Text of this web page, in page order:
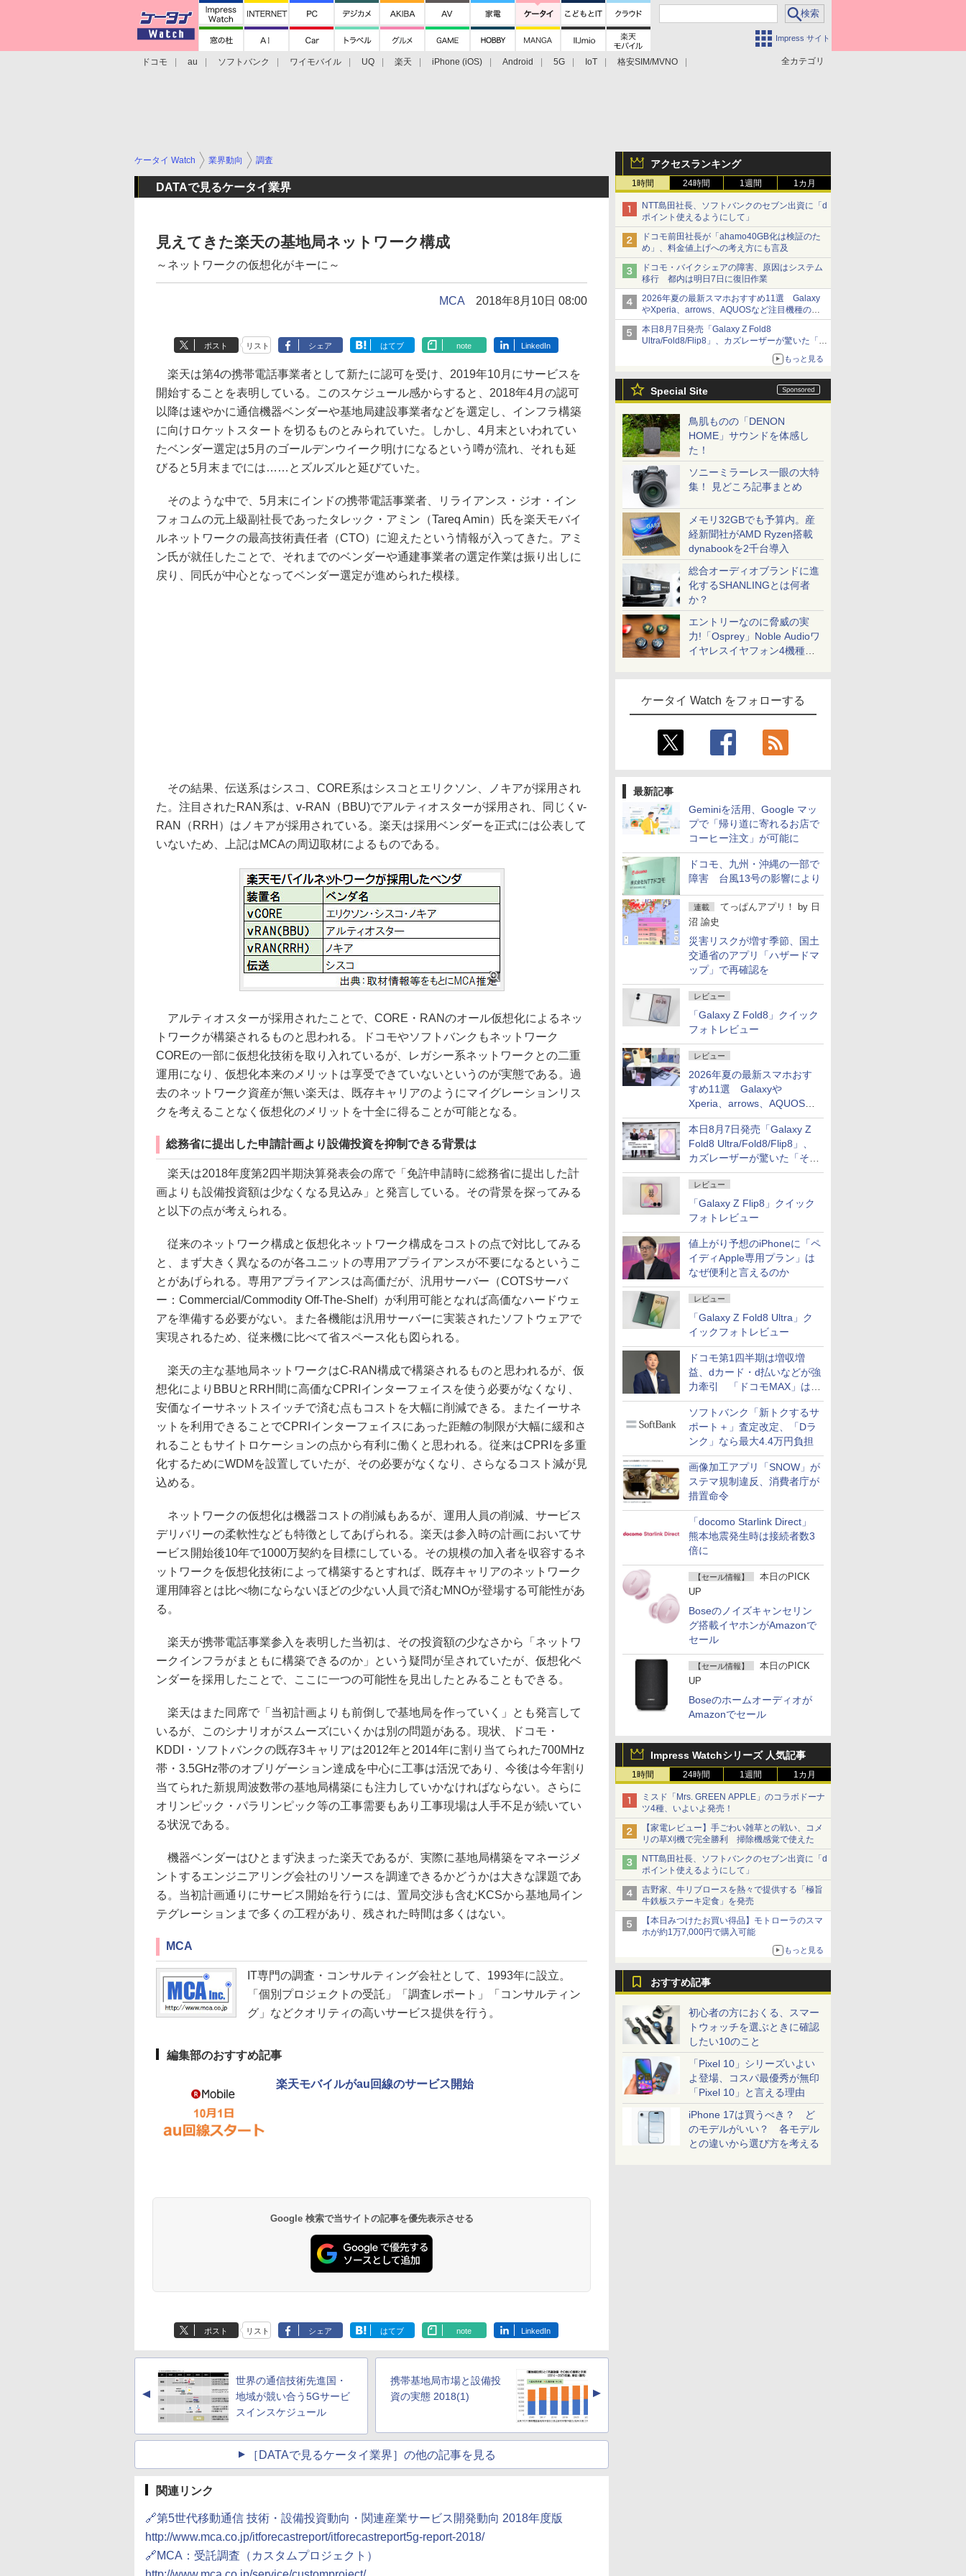
Impress サイト
全カテゴリ
ドコモ au ソフトバンク ワイモバイル UQ 楽天 iPhone (iOS) Android 5G IoT
格安SIM/MVNO
アクセスランキング
1時間 24時間 1週間 1カ月
NTT島田社長、ソフトバンクのセブン出資に「d
ポイント使えるようにして」
ドコモ前田社長が「ahamo40GB化は検証のた
め」、料金値上げへの考え方にも言及
ドコモ・バイクシェアの障害、原因はシステム
移行 都内は明日7日に復旧作業
2026年夏の最新スマホおすすめ11選 Galaxy
やXperia、arrows、AQUOSなど注目機種の特
徴は
本日8月7日発売「Galaxy Z Fold8
Ultra/Fold8/Flip8」、カズレーザーが驚いた「そ
もっと見る
Special Site
鳥肌ものの「DENON
HOME」サウンドを体感し
た！
ソニーミラーレス一眼の大特
集！ 見どころ記事まとめ
メモリ32GBでも予算内。産
経新聞社がAMD Ryzen搭載
dynabookを2千台導入
総合オーディオブランドに進
化するSHANLINGとは何者
か？
エントリーなのに脅威の実
力!「Osprey」Noble Audioワ
イヤレスイヤフォン4機種を
ケータイ Watch をフォローする
最新記事
Geminiを活用、Google マッ
プで「帰り道に寄れるお店で
コーヒー注文」が可能に
ドコモ、九州・沖縄の一部で
障害 台風13号の影響により
連載 てっぱんアプリ！ by 日
沼 諭史
災害リスクが増す季節、国土
交通省のアプリ「ハザードマ
ップ」で再確認を
レビュー
「Galaxy Z Fold8」クイック
フォトレビュー
レビュー
2026年夏の最新スマホおす
すめ11選 Galaxyや
Xperia、arrows、AQUOSな
ど注目機種の特徴は
本日8月7日発売「Galaxy Z
Fold8 Ultra/Fold8/Flip8」、
カズレーザーが驚いた「そば
屋のメニュー並みの薄さ」
レビュー
「Galaxy Z Flip8」クイック
フォトレビュー
値上がり予想のiPhoneに「ペ
イディApple専用プラン」は
なぜ便利と言えるのか
レビュー
「Galaxy Z Fold8 Ultra」ク
イックフォトレビュー
ドコモ第1四半期は増収増
益、dカード・d払いなどが強
力牽引 「ドコモMAX」は
400万契約突破
ソフトバンク「新トクするサ
ポート＋」査定改定、「Dラ
ンク」なら最大4.4万円負担
画像加工アプリ「SNOW」が
ステマ規制違反、消費者庁が
措置命令
「docomo Starlink Direct」
熊本地震発生時は接続者数3
倍に
【セール情報】
本日のPICK
UP
Boseのノイズキャンセリン
グ搭載イヤホンがAmazonで
セール
【セール情報】
本日のPICK
UP
Boseのホームオーディオが
Amazonでセール
Impress Watchシリーズ 人気記事
1時間 24時間 1週間 1カ月
ミスド「Mrs. GREEN APPLE」のコラボドーナ
ツ4種、いよいよ発売！
【家電レビュー】手ごわい雑草との戦い、コメ
リの草刈機で完全勝利 掃除機感覚で使えた
NTT島田社長、ソフトバンクのセブン出資に「d
ポイント使えるようにして」
吉野家、牛リブロースを熱々で提供する「極旨
牛鉄板ステーキ定食」を発売
【本日みつけたお買い得品】モトローラのスマ
ホが約1万7,000円で購入可能
もっと見る
おすすめ記事
初心者の方におくる、スマー
トウォッチを選ぶときに確認
したい10のこと
「Pixel 10」シリーズいよい
よ登場、コスパ最優秀が無印
「Pixel 10」と言える理由
iPhone 17は買うべき？ ど
のモデルがいい？ 各モデル
との違いから選び方を考える
ケータイ Watch 業界動向 調査
DATAで見るケータイ業界
見えてきた楽天の基地局ネットワーク構成
～ネットワークの仮想化がキーに～
MCA 2018年8月10日 08:00
ポスト リスト シェア はてブ note LinkedIn
楽天は第4の携帯電話事業者として新たに認可を受け、2019年10月にサービスを
開始することを表明している。このスケジュール感からすると、2018年4月の認可
以降は速やかに通信機器ベンダーや基地局建設事業者などを選定し、インフラ構築
に向けロケットスタートを切るものとみられていた。しかし、4月末といわれてい
たベンダー選定は5月のゴールデンウイーク明けになるという噂が流れ、それも延
びると5月末までには……とズルズルと延びていた。
そのような中で、5月末にインドの携帯電話事業者、リライアンス・ジオ・イン
フォコムの元上級副社長であったタレック・アミン（Tareq Amin）氏を楽天モバイ
ルネットワークの最高技術責任者（CTO）に迎えたという情報が入ってきた。アミ
ン氏が就任したことで、それまでのベンダーや通建事業者の選定作業は振り出しに
戻り、同氏が中心となってベンダー選定が進められた模様。
その結果、伝送系はシスコ、CORE系はシスコとエリクソン、ノキアが採用され
た。注目されたRAN系は、v-RAN（BBU)でアルティオスターが採用され、同じくv-
RAN（RRH）はノキアが採用されている。楽天は採用ベンダーを正式には公表して
いないため、上記はMCAの周辺取材によるものである。
アルティオスターが採用されたことで、CORE・RANのオール仮想化によるネッ
トワークが構築されるものと思われる。ドコモやソフトバンクもネットワーク
COREの一部に仮想化技術を取り入れているが、レガシー系ネットワークとの二重
運用になり、仮想化本来のメリットは享受できていないというのが実態である。過
去のネットワーク資産が無い楽天は、既存キャリアのようにマイグレーションリス
クを考えることなく仮想化のメリットを十全に得ることが可能となる。
総務省に提出した申請計画より設備投資を抑制できる背景は
楽天は2018年度第2四半期決算発表会の席で「免許申請時に総務省に提出した計
画よりも設備投資額は少なくなる見込み」と発言している。その背景を探ってみる
と以下の点が考えられる。
従来のネットワーク構成と仮想化ネットワーク構成をコストの点で対比してみる
と、まず大きく異なるのが各ユニットの専用アプライアンスが不要になるというこ
とがあげられる。専用アプライアンスは高価だが、汎用サーバー（COTSサーバ
ー：Commercial/Commodity Off-The-Shelf）が利用可能となれば高価なハードウェ
アを準備する必要がない。また各機能は汎用サーバーに実装されたソフトウェアで
実現されるため、従来機に比べて省スペース化も図られる。
楽天の主な基地局ネットワークはC-RAN構成で構築されるものと思われるが、仮
想化によりBBUとRRH間に高価なCPRIインターフェイスを使う必要がなくなり、
安価なイーサネットスイッチで済む点もコストを大幅に削減できる。またイーサネ
ットを利用できることでCPRIインターフェイスにあった距離の制限が大幅に緩和さ
れることもサイトロケーションの点から有利に働くと思われる。従来はCPRIを多重
化するためにWDMを設置していたが、その必要がなくなり、さらなるコスト減が見
込める。
ネットワークの仮想化は機器コストの削減もあるが、運用人員の削減、サービス
デリバリーの柔軟性なども特徴としてあげられる。楽天は参入時の計画においてサ
ービス開始後10年で1000万契約を目標にしている。その規模の加入者を収容するネ
ットワークを仮想化技術によって構築するとすれば、既存キャリアのネットワーク
運用陣容とは比べ物にならないほどの少ない人員で済むMNOが登場する可能性があ
る。
楽天が携帯電話事業参入を表明した当初は、その投資額の少なさから「ネットワ
ークインフラがまともに構築できるのか」という疑問が呈されていたが、仮想化ベ
ンダーを採用したことで、ここに一つの可能性を見出したとみることもできる。
楽天はまた同席で「当初計画よりも前倒しで基地局を作っていく」とも発言して
いるが、このシナリオがスムーズにいくかは別の問題がある。現状、ドコモ・
KDDI・ソフトバンクの既存3キャリアは2012年と2014年に割り当てられた700MHz
帯・3.5GHz帯のオブリゲーション達成を中心に工事は活況であり、今後は今年割り
当てられた新規周波数帯の基地局構築にも注力していかなければならない。さらに
オリンピック・パラリンピック等の工事需要もあり工事現場は人手不足が続いてい
る状況である。
機器ベンダーはひとまず決まった楽天であるが、実際に基地局構築をマネージメ
ントするエンジニアリング会社のリソースを調達できるかどうかは大きな課題であ
る。当初計画通りにサービス開始を行うには、置局交渉も含むKCSから基地局イン
テグレーションまで多くの工程があり、残された時間は多くはない。
MCA
IT専門の調査・コンサルティング会社として、1993年に設立。
「個別プロジェクトの受託」「調査レポート」「コンサルティン
グ」などクオリティの高いサービス提供を行う。
編集部のおすすめ記事
楽天モバイルがau回線のサービス開始
Google 検索で当サイトの記事を優先表示させる
ポスト リスト シェア はてブ note LinkedIn
▲
世界の通信技術先進国・
地域が競い合う5Gサービ
スインスケジュール
携帯基地局市場と設備投
資の実態 2018(1)
▲
［DATAで見るケータイ業界］の他の記事を見る
関連リンク
🔗第5世代移動通信 技術・設備投資動向・関連産業サービス開発動向 2018年度版
http://www.mca.co.jp/itforecastreport/itforecastreport5g-report-2018/
🔗MCA：受託調査（カスタムプロジェクト）